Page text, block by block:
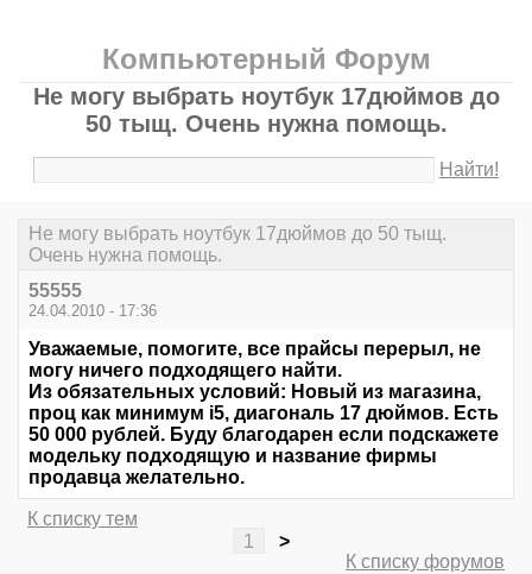
Компьютерный Форум
Не могу выбрать ноутбук 17дюймов до
50 тыщ. Очень нужна помощь.
Найти!
Не могу выбрать ноутбук 17дюймов до 50 тыщ.
Очень нужна помощь.
55555
24.04.2010 - 17:36
Уважаемые, помогите, все прайсы перерыл, не
могу ничего подходящего найти.
Из обязательных условий: Новый из магазина,
проц как минимум i5, диагональ 17 дюймов. Есть
50 000 рублей. Буду благодарен если подскажете
модельку подходящую и название фирмы
продавца желательно.
К списку тем
1
>
К списку форумов